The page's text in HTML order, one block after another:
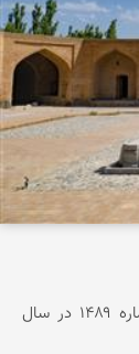
این کاروانسرا متعلق به دوره صفوی بوده و به شماره ۱۴۸۹ در سال